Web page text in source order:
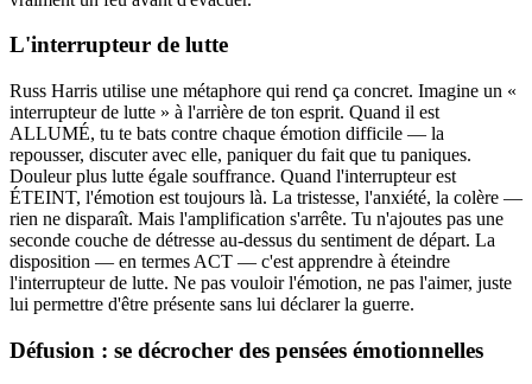
L'interrupteur de lutte
Russ Harris utilise une métaphore qui rend ça concret. Imagine un «
interrupteur de lutte » à l'arrière de ton esprit. Quand il est
ALLUMÉ, tu te bats contre chaque émotion difficile — la
repousser, discuter avec elle, paniquer du fait que tu paniques.
Douleur plus lutte égale souffrance. Quand l'interrupteur est
ÉTEINT, l'émotion est toujours là. La tristesse, l'anxiété, la colère —
rien ne disparaît. Mais l'amplification s'arrête. Tu n'ajoutes pas une
seconde couche de détresse au-dessus du sentiment de départ. La
disposition — en termes ACT — c'est apprendre à éteindre
l'interrupteur de lutte. Ne pas vouloir l'émotion, ne pas l'aimer, juste
lui permettre d'être présente sans lui déclarer la guerre.
Défusion : se décrocher des pensées émotionnelles